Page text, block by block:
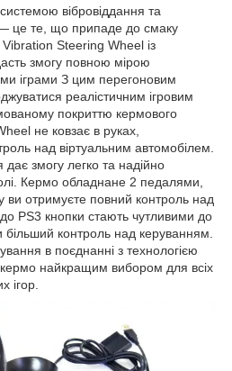
системою вібровіддання та
це те, що припаде до смаку
Steering Wheel із
змогу повною мірою
іграми З цим перегоновим
реалістичним ігровим
покриттю кермового
не ковзає в руках,
над віртуальним автомобілем.
дає змогу легко та надійно
Кермо обладнане 2 педалями,
ви отримуєте повний контроль над
PS3 кнопки стають чутливими до
більший контроль над керуванням.
в поєднанні з технологією
кермо найкращим вибором для всіх
ігор.